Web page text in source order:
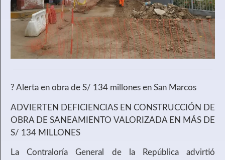
? Alerta en obra de S/ 134 millones en San Marcos
ADVIERTEN DEFICIENCIAS EN CONSTRUCCIÓN DE
OBRA DE SANEAMIENTO VALORIZADA EN MÁS DE
S/ 134 MILLONES
La Contraloría General de la República advirtió